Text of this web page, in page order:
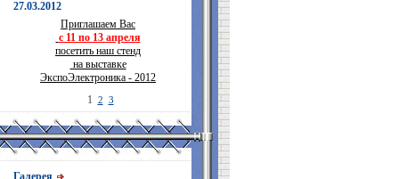
27.03.2012
Приглашаем Вас
с 11 по 13 апреля
посетить наш стенд
на выставке
ЭкспоЭлектроника - 2012
1 2 3
Галерея